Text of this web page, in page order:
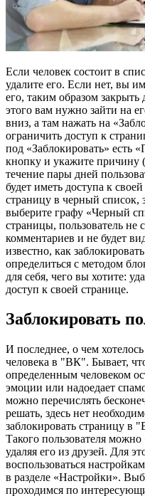
Если человек состоит в
удалите его. Если нет, вы
его, таким образом
этого вам нужно зайти на
вниз, а там нажать на
ограничить доступ к
под «Заблокировать» есть
кнопку и укажите причину
течение пары дней
будет иметь доступа к
страницу в черный список,
выберите графу «Черный
страницы, пользователь не
комментариев и не будет
известно, как
определиться с методом
для себя, чего вы хотите:
доступ к своей странице.
Заблокировать
И последнее, о чем хотелось
человека в "ВК". Бывает,
определенным человеком
эмоции или надоедает
можно перечислять
решать, здесь нет
заблокировать страницу в
Такого пользователя можно
удаляя его из друзей. Для
воспользоваться
в разделе «Настройки».
проходимся по